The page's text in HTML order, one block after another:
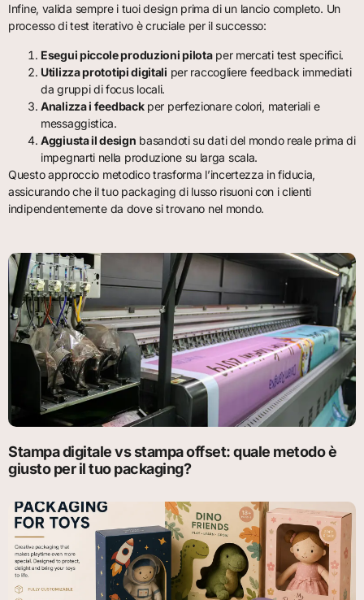
Infine, valida sempre i tuoi design prima di un lancio completo. Un
processo di test iterativo è cruciale per il successo:
Esegui piccole produzioni pilotaper mercati test specifici.
Utilizza prototipi digitali per raccogliere feedback immediati
da gruppi di focus locali.
Analizza i feedbackper perfezionare colori, materiali e
messaggistica.
Aggiusta il design basandoti su dati del mondo reale prima di
impegnarti nella produzione su larga scala.
Questo approccio metodico trasforma l’incertezza in fiducia,
assicurando che il tuo packaging di lusso risuoni con i clienti
indipendentemente da dove si trovano nel mondo.
Stampa digitale vs stampa offset: quale metodo è
giusto per il tuo packaging?